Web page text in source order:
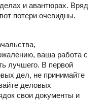
и авантюрах. Вряд
потери очевидны.
ваша работа с
лучшего. В первой
дел, не принимайте
деловых
свои документы и